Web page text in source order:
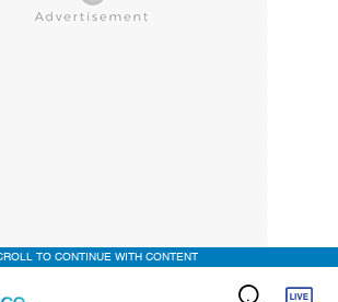
TO CONTINUE WITH CONTENT